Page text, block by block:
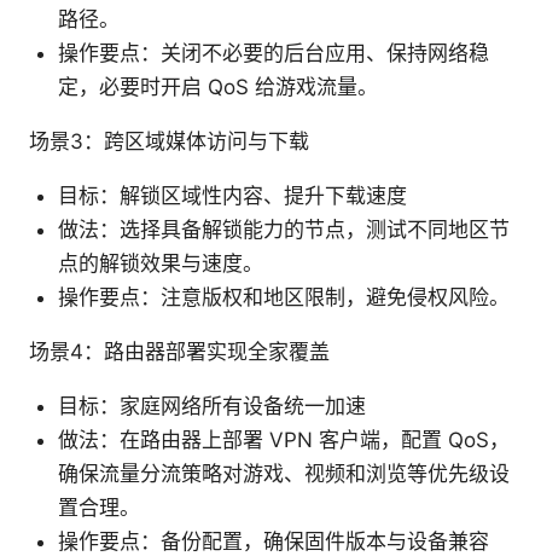
路径。
操作要点：关闭不必要的后台应用、保持网络稳
定，必要时开启 QoS 给游戏流量。
场景3：跨区域媒体访问与下载
目标：解锁区域性内容、提升下载速度
做法：选择具备解锁能力的节点，测试不同地区节
点的解锁效果与速度。
操作要点：注意版权和地区限制，避免侵权风险。
场景4：路由器部署实现全家覆盖
目标：家庭网络所有设备统一加速
做法：在路由器上部署 VPN 客户端，配置 QoS，
确保流量分流策略对游戏、视频和浏览等优先级设
置合理。
操作要点：备份配置，确保固件版本与设备兼容